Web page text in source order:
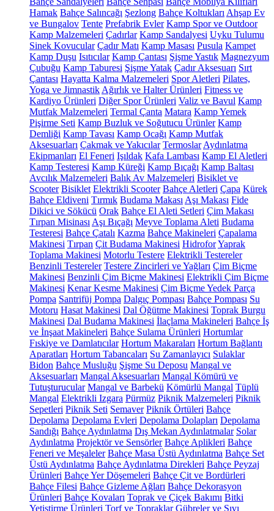
Hamak Bahçe Salıncağı Şezlong Bahçe Koltukları Ahşap Ev
ve Bungalov Tente Prefabrik Evler Kamp Spor ve Outdoor
Kamp Malzemeleri Çadırlar Kamp Sandalyesi Uyku Tulumu
Sinek Kovucular Çadır Matı Kamp Masası Pusula Kampet
Kamp Duşu Isıtıcılar Kamp Çantası Şişme Yastık Magnezyum
Çubuğu Kamp Taburesi Şişme Yatak Çadır Aksesuarı Sırt
Çantası Hayatta Kalma Malzemeleri Spor Aletleri Pilates,
Yoga ve Jimnastik Ağırlık ve Halter Ürünleri Fitness ve
Kardiyo Ürünleri Diğer Spor Ürünleri Valiz ve Bavul Kamp
Mutfak Malzemeleri Termal Çanta Matara Kamp Yemek
Pişirme Seti Kamp Buzluk ve Soğutucu Ürünler Kamp
Demliği Kamp Tavası Kamp Ocağı Kamp Mutfak
Aksesuarları Çakmak ve Yakıcılar Termoslar Aydınlatma
Ekipmanları El Feneri Işıldak Kafa Lambası Kamp El Aletleri
Kamp Testeresi Kamp Küreği Kamp Bıçağı Kamp Baltası
Avcılık Malzemeleri Balık Av Malzemeleri Bisiklet ve
Scooter Bisiklet Elektrikli Scooter Bahçe Aletleri Çapa Kürek
Bahçe Eldiveni Tırmık Budama Makası Aşı Makası Fide
Dikici ve Sökücü Orak Bahçe El Aleti Setleri Çim Makası
Tırpan Misinası Aşı Bıçağı Meyve Toplama Aleti Budama
Testeresi Bahçe Çatalı Kazma Bahçe Makineleri Çapalama
Makinesi Tırpan Çit Budama Makinesi HidroforYaprak
Toplama Makinesi Motorlu Testere Elektrikli Testereler
Benzinli Testereler Testere Zincirleri ve Yağları Çim Biçme
Makinesi Benzinli Çim Biçme Makinesi Elektrikli Çim Biçme
Makinesi Kenar Kesme Makinesi Çim Biçme Yedek Parça
Pompa Santrifüj Pompa Dalgıç Pompası Bahçe Pompası Su
Motoru Hasat Makinesi Dal Öğütme Makinesi Toprak Burgu
Makinesi Dal Budama Makinesi İlaçlama Makineleri Bahçe İş
ve İnşaat Makineleri Bahçe Sulama Ürünleri Hortumlar
Fıskiye ve Damlatıcılar Hortum Makaraları Hortum Bağlantı
Aparatları Hortum Tabancaları Su Zamanlayıcı Sulaklar
Bidon Bahçe Musluğu Şişme Su Deposu Mangal ve
Aksesuarları Mangal Aksesuarları Mangal Kömürü ve
Tutuşturucular Mangal ve Barbekü Kömürlü Mangal Tüplü
Mangal Elektrikli Izgara Pürmüz Piknik Malzemeleri Piknik
Sepetleri Piknik Seti Semaver Piknik Örtüleri Bahçe
Depolama Depolama Evleri Depolama Dolapları Depolama
Sandığı Bahçe Aydınlatma Dış Mekan Aydınlatmalar Solar
Aydınlatma Projektör ve Sensörler Bahçe Aplikleri Bahçe
Feneri ve Meşaleler Bahçe Masa Üstü Aydınlatma Bahçe Set
Üstü Aydınlatma Bahçe Aydınlatma Direkleri Bahçe Peyzaj
Ürünleri Bahçe Yer Döşemeleri Bahçe Çit ve Bordürleri
Bahçe Filesi Bahçe Gizleme Ağları Bahçe Dekorasyon
Ürünleri Bahçe Kovaları Toprak ve Çiçek Bakımı Bitki
Yetiştirme Ürünleri Torf ve Topraklar Gübreler ve Sıvı